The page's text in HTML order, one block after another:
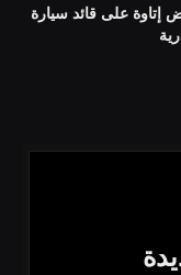
على قائد سيارة